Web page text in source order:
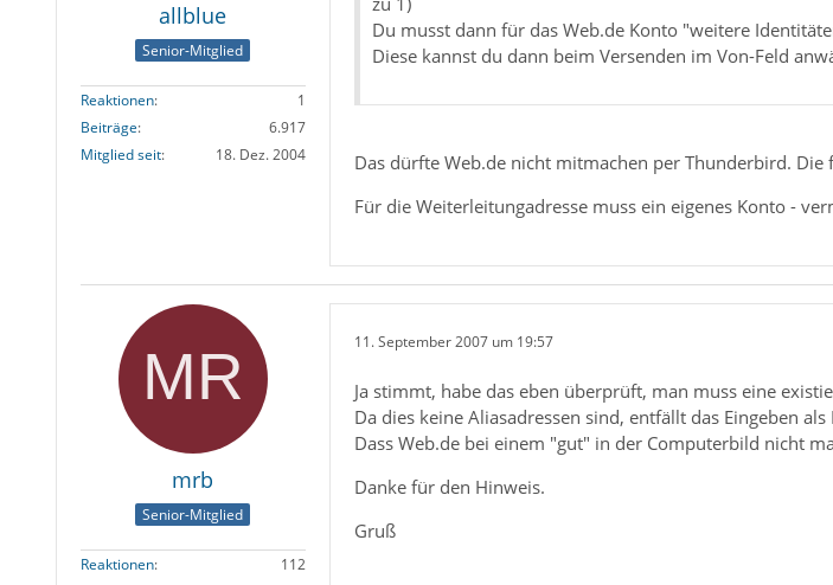
allblue
Senior-Mitglied
Reaktionen
1
Beiträge
6.917
Mitglied seit
18. Dez. 2004
Du musst dann für das Web.de Konto "weitere
Diese kannst du dann beim Versenden im Von-Feld
Das dürfte Web.de nicht mitmachen per Thunderbird.
Für die Weiterleitungadresse muss ein eigenes Konto -
mrb
Senior-Mitglied
Reaktionen
112
11. September 2007 um 19:57
Ja stimmt, habe das eben überprüft, man muss eine
Da dies keine Aliasadressen sind, entfällt das Eingeben
Dass Web.de bei einem "gut" in der Computerbild nicht
Danke für den Hinweis.
Gruß